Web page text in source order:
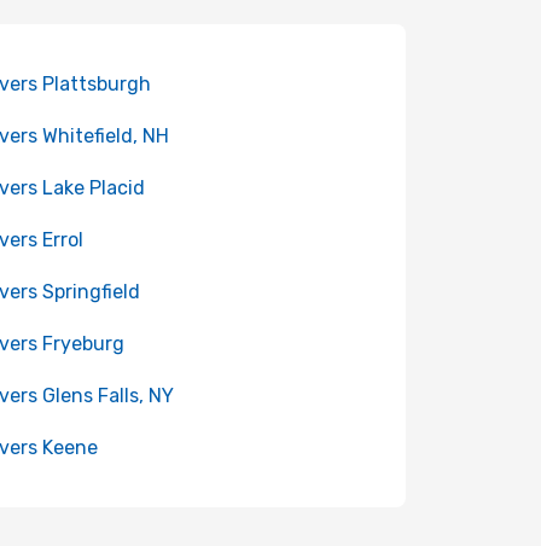
Plattsburgh
Whitefield, NH
Lake Placid
Errol
Springfield
Fryeburg
Glens Falls, NY
Keene